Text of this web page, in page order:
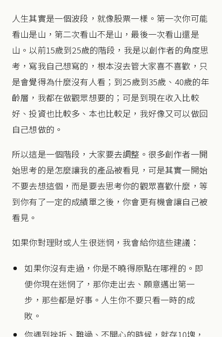
人生其實是一個波段，就像股票一樣。第一次你可能
看山是山，第二次看山不是山，最後一次看山還是
山。以前15歲到25歲的階段，我是以創作者的角度思
考，寫我自己想寫的，根本沒去管大家喜不喜歡，只
是會覺得為什麼沒有人看；到25歲到35歲、40歲的年
齡層，我都在做觀眾想要的；可是到現在收入比較
好、投資也比較多、本也比較足，我好像又可以做回
自己想做的。
所以這是一個階段，大家要去調整。很多創作者一開
始思考的是怎麼讓我的產品被看見，可是其實一開始
不要去想這個，而是要去思考你的觀眾喜歡什麼，等
到你有了一定的成績單之後，你會更有機會讓自己被
看見。
如果你對理財或人生很迷惘，我會給你這些建議：
如果你沒有走過，你是不曉得原點在哪裡的。即
便你現在迷惘了，那你走出去、願意邁出第一
步，那些都是好事。人生你不要只看一時的成
敗。
你遇到挫折、難過、不開心的時候，就存10塊，